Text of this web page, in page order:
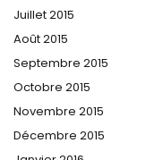
Juillet 2015
Août 2015
Septembre 2015
Octobre 2015
Novembre 2015
Décembre 2015